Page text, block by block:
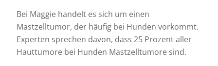
Bei Maggie handelt es sich um einen
Mastzelltumor, der häufig bei Hunden vorkommt.
Experten sprechen davon, dass 25 Prozent aller
Hauttumore bei Hunden Mastzelltumore sind.